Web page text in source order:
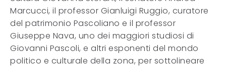
Marcucci, il professor Gianluigi Ruggio, curatore
del patrimonio Pascoliano e il professor
Giuseppe Nava, uno dei maggiori studiosi di
Giovanni Pascoli, e altri esponenti del mondo
politico e culturale della zona, per sottolineare